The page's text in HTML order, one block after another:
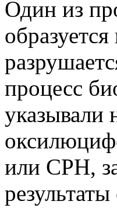
Один из
процесс
указывали
или CPH,